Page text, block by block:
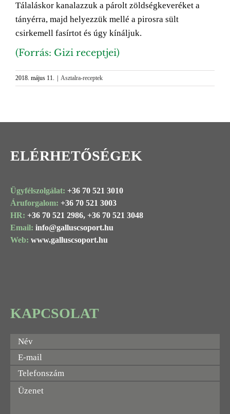
Tálaláskor kanalazzuk a párolt zöldségkeveréket a
tányérra, majd helyezzük mellé a pirosra sült
csirkemell fasírtot és úgy kínáljuk.
(Forrás: Gizi receptjei)
2018. május 11. Asztalra-receptek
ELÉRHETŐSÉGEK
Ügyfélszolgálat: +36 70 521 3010
Áruforgalom: +36 70 521 3003
HR: +36 70 521 2986, +36 70 521 3048
Email: info@galluscsoport.hu
Web: www.galluscsoport.hu
KAPCSOLAT